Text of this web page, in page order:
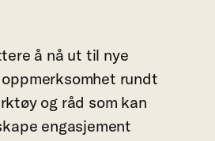
å nå ut til nye
rundt
og råd som kan
engasjement